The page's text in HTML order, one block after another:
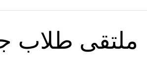
ملتقى طلاب